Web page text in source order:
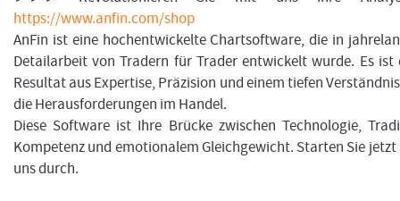
https://www.anfin.com/shop
AnFin ist eine hochentwickelte Chartsoftware, die in
Detailarbeit von Tradern für Trader entwickelt wurde. Es ist
Resultat aus Expertise, Präzision und einem tiefen
die Herausforderungen im Handel.
Diese Software ist Ihre Brücke zwischen Technologie,
Kompetenz und emotionalem Gleichgewicht. Starten Sie
uns durch.